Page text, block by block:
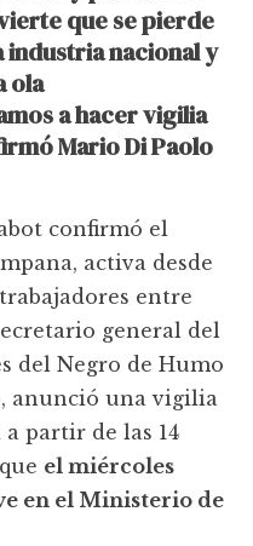
que se pierde
nacional y
ola
a hacer vigilia
Mario Di Paolo
confirmó el
activa desde
entre
general del
del Negro de Humo
anunció una vigilia
partir de las 14
el miércoles
en el Ministerio de